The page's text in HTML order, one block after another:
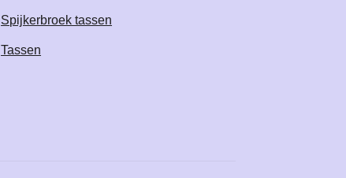
Spijkerbroek tassen
Tassen